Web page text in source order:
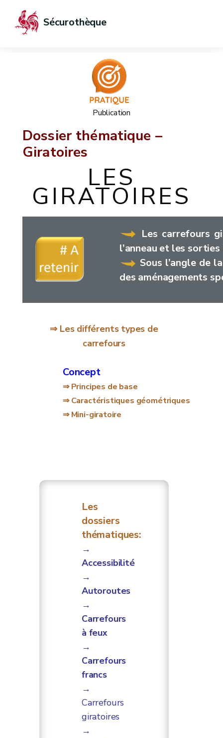
Sécurothèque
Publication
Dossier thématique –
Giratoires
LES
GIRATOIRES
Les carrefours
l’anneau et les
Sous l’angle de
des aménagements
⇒ Les différents types de
carrefours
Concept
⇒ Principes de base
⇒ Caractéristiques géométriques
⇒ Mini-giratoire
Les
dossiers
thématiques:
→
Accessibilité
→
Autoroutes
→
Carrefours
à feux
→
Carrefours
francs
→
Carrefours
giratoires
→